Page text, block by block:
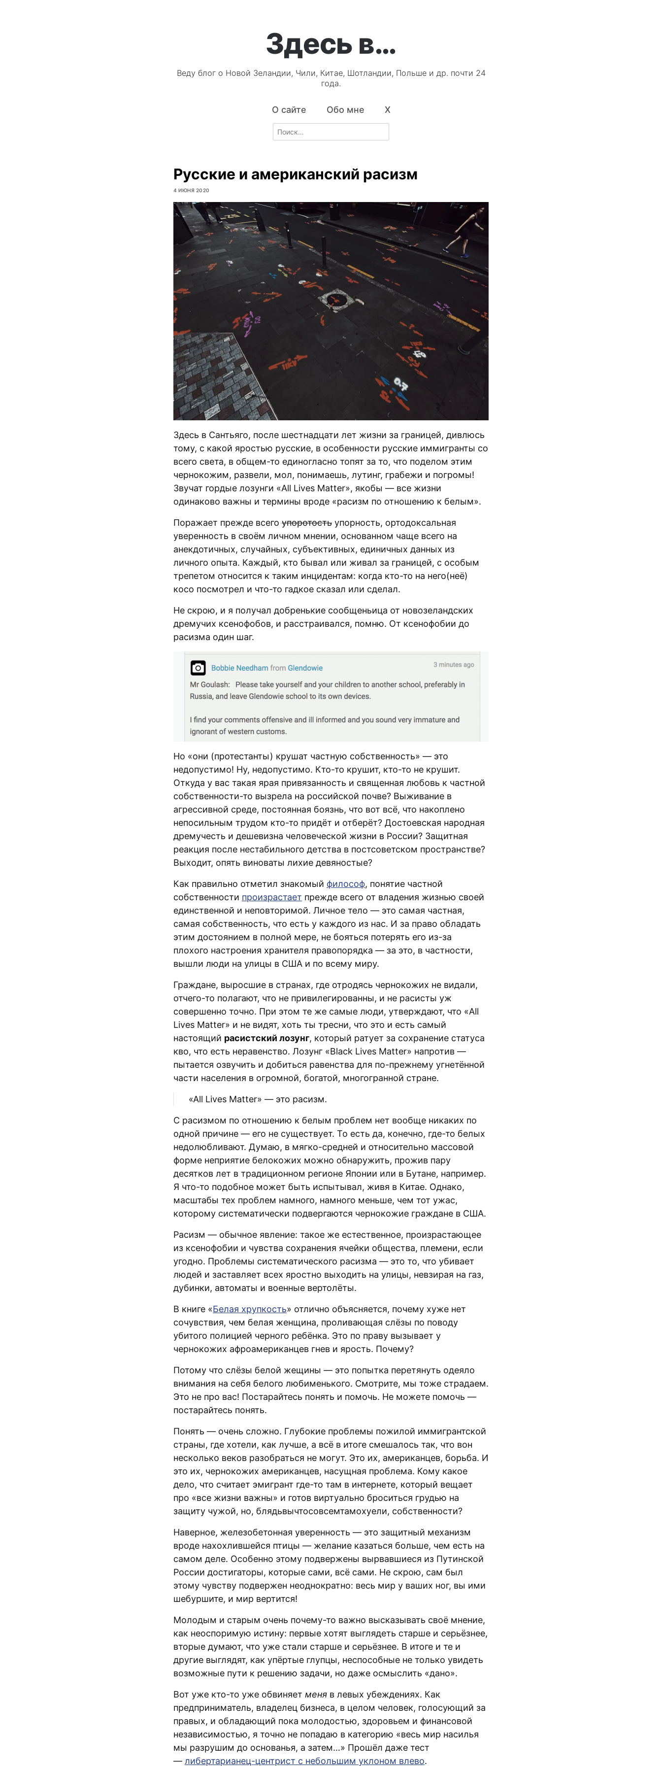
Здесь в…
Веду блог о Новой Зеландии, Чили, Китае, Шотландии, Польше и др. почти 24
года.
О сайте Обо мне X
Search
for:
Русские и американский расизм
4 ИЮНЯ 2020
Здесь в Сантьяго, после шестнадцати лет жизни за границей, дивлюсь
тому, с какой яростью русские, в особенности русские иммигранты со
всего света, в общем-то единогласно топят за то, что поделом этим
чернокожим, развели, мол, понимаешь, лутинг, грабежи и погромы!
Звучат гордые лозунги «All Lives Matter», якобы — все жизни
одинаково важны и термины вроде «расизм по отношению к белым».
Поражает прежде всего упоротость упорность, ортодоксальная
уверенность в своём личном мнении, основанном чаще всего на
анекдотичных, случайных, субъективных, единичных данных из
личного опыта. Каждый, кто бывал или живал за границей, с особым
трепетом относится к таким инцидентам: когда кто-то на него(неё)
косо посмотрел и что-то гадкое сказал или сделал.
Не скрою, и я получал добренькие сообщеньица от новозеландских
дремучих ксенофобов, и расстраивался, помню. От ксенофобии до
расизма один шаг.
Но «они (протестанты) крушат частную собственность» — это
недопустимо! Ну, недопустимо. Кто-то крушит, кто-то не крушит.
Откуда у вас такая ярая привязанность и священная любовь к частной
собственности-то вызрела на российской почве? Выживание в
агрессивной среде, постоянная боязнь, что вот всё, что накоплено
непосильным трудом кто-то придёт и отберёт? Достоевская народная
дремучесть и дешевизна человеческой жизни в России? Защитная
реакция после нестабильного детства в постсоветском пространстве?
Выходит, опять виноваты лихие девяностые?
Как правильно отметил знакомый философ, понятие частной
собственности произрастает прежде всего от владения жизнью своей
единственной и неповторимой. Личное тело — это самая частная,
самая собственность, что есть у каждого из нас. И за право обладать
этим достоянием в полной мере, не бояться потерять его из-за
плохого настроения хранителя правопорядка — за это, в частности,
вышли люди на улицы в США и по всему миру.
Граждане, выросшие в странах, где отродясь чернокожих не видали,
отчего-то полагают, что не привилегированны, и не расисты уж
совершенно точно. При этом те же самые люди, утверждают, что «All
Lives Matter» и не видят, хоть ты тресни, что это и есть самый
настоящий расистский лозунг, который ратует за сохранение статуса
кво, что есть неравенство. Лозунг «Black Lives Matter» напротив —
пытается озвучить и добиться равенства для по-прежнему угнетённой
части населения в огромной, богатой, многогранной стране.
«All Lives Matter» — это расизм.
С расизмом по отношению к белым проблем нет вообще никаких по
одной причине — его не существует. То есть да, конечно, где-то белых
недолюбливают. Думаю, в мягко-средней и относительно массовой
форме неприятие белокожих можно обнаружить, прожив пару
десятков лет в традиционном регионе Японии или в Бутане, например.
Я что-то подобное может быть испытывал, живя в Китае. Однако,
масштабы тех проблем намного, намного меньше, чем тот ужас,
которому систематически подвергаются чернокожие граждане в США.
Расизм — обычное явление: такое же естественное, произрастающее
из ксенофобии и чувства сохранения ячейки общества, племени, если
угодно. Проблемы систематического расизма — это то, что убивает
людей и заставляет всех яростно выходить на улицы, невзирая на газ,
дубинки, автоматы и военные вертолёты.
В книге «Белая хрупкость» отлично объясняется, почему хуже нет
сочувствия, чем белая женщина, проливающая слёзы по поводу
убитого полицией черного ребёнка. Это по праву вызывает у
чернокожих афроамериканцев гнев и ярость. Почему?
Потому что слёзы белой жещины — это попытка перетянуть одеяло
внимания на себя белого любименького. Смотрите, мы тоже страдаем.
Это не про вас! Постарайтесь понять и помочь. Не можете помочь —
постарайтесь понять.
Понять — очень сложно. Глубокие проблемы пожилой иммигрантской
страны, где хотели, как лучше, а всё в итоге смешалось так, что вон
несколько веков разобраться не могут. Это их, американцев, борьба. И
это их, чернокожих американцев, насущная проблема. Кому какое
дело, что считает эмигрант где-то там в интернете, который вещает
про «все жизни важны» и готов виртуально броситься грудью на
защиту чужой, но, блядьвычтосовсемтамохуели, собственности?
Наверное, железобетонная уверенность — это защитный механизм
вроде нахохлившейся птицы — желание казаться больше, чем есть на
самом деле. Особенно этому подвержены вырвавшиеся из Путинской
России достигаторы, которые сами, всё сами. Не скрою, сам был
этому чувству подвержен неоднократно: весь мир у ваших ног, вы ими
шебуршите, и мир вертится!
Молодым и старым очень почему-то важно высказывать своё мнение,
как неоспоримую истину: первые хотят выглядеть старше и серьёзнее,
вторые думают, что уже стали старше и серьёзнее. В итоге и те и
другие выглядят, как упёртые глупцы, неспособные не только увидеть
возможные пути к решению задачи, но даже осмыслить «дано».
Вот уже кто-то уже обвиняет меня в левых убеждениях. Как
предприниматель, владелец бизнеса, в целом человек, голосующий за
правых, и обладающий пока молодостью, здоровьем и финансовой
независимостью, я точно не попадаю в категорию «весь мир насилья
мы разрушим до основанья, а затем…» Прошёл даже тест
— либертарианец-центрист c небольшим уклоном влево.